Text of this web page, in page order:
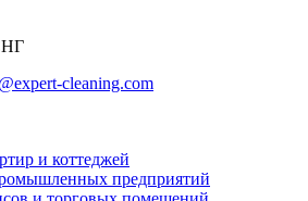
cleaning.com
и коттеджей
предприятий